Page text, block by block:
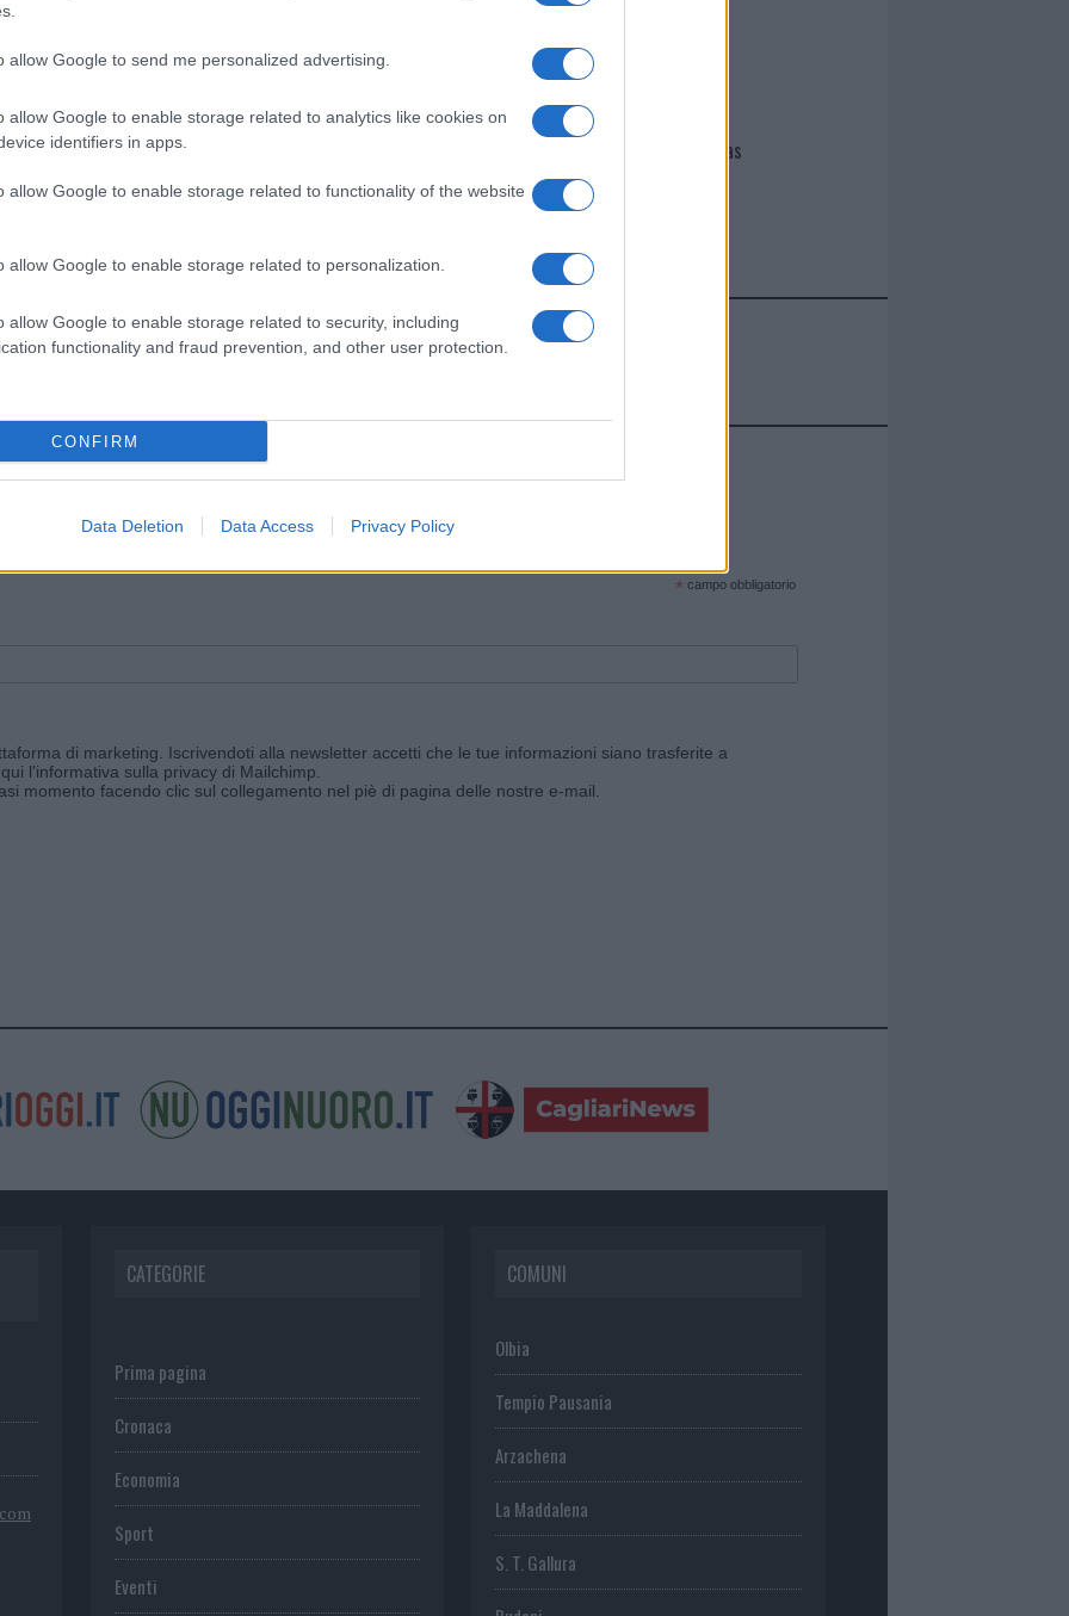
allow Google to send me personalized advertising.
allow Google to enable storage related to analytics like cookies on
identifiers in apps.
allow Google to enable storage related to functionality of the website
allow Google to enable storage related to personalization.
allow Google to enable storage related to security, including
functionality and fraud prevention, and other user protection.
CONFIRM
Data Deletion Data Access Privacy Policy
I nostri cari
Giovannimaria Cabras
Invia un Comunicato Stampa|Pubblicità|Segnala
e ricevi le nostre email periodiche contenenti le ultime notizie pubblicate sul sito web!
* campo obbligatorio
di marketing. Iscrivendoti alla newsletter accetti che le tue informazioni siano trasferite a
l'informativa sulla privacy di Mailchimp
momento facendo clic sul collegamento nel piè di pagina delle nostre e-mail.
CATEGORIE
Prima pagina
Cronaca
Economia
Sport
Eventi
COMUNI
Olbia
Tempio Pausania
Arzachena
La Maddalena
S. T. Gallura